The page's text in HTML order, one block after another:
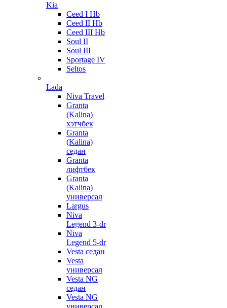
Kia
Ceed I Hb
Ceed II Hb
Ceed III Hb
Soul II
Soul III
Sportage IV
Seltos
Lada
Niva Travel
Granta
(Kalina)
хэтчбек
Granta
(Kalina)
седан
Granta
лифтбек
Granta
(Kalina)
универсал
Largus
Niva
Legend 3-dr
Niva
Legend 5-dr
Vesta седан
Vesta
универсал
Vesta NG
седан
Vesta NG
универсал